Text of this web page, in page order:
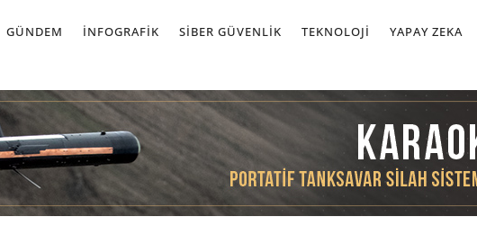
GÜNDEM İNFOGRAFIK SIBER GÜVENLIK TEKNOLOJI YAPAY ZEKA